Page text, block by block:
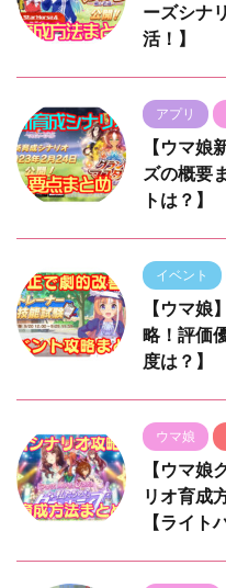
ーズシナ
活！】
アプリ
【ウマ
ズの概要
トは？】
イベント
【ウマ
略！評価
度は？】
ウマ娘
【ウマ
リオ育成
【ライト